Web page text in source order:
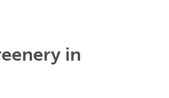
in